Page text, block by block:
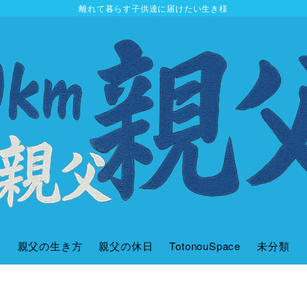
離れて暮らす子供達に届けたい生き様
親父の生き方 親父の休日 TotonouSpace 未分類